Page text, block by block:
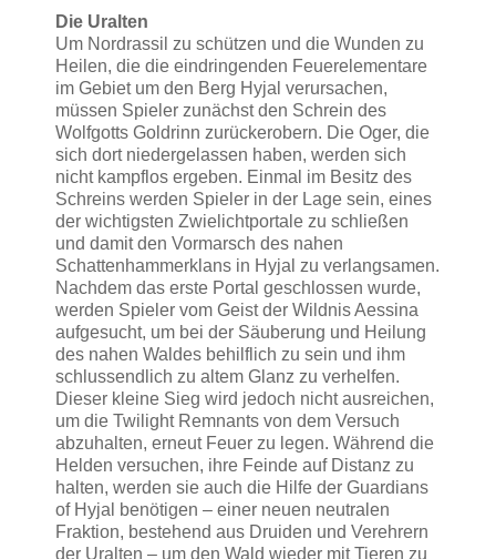
Die Uralten
Um Nordrassil zu schützen und die Wunden zu
Heilen, die die eindringenden Feuerelementare
im Gebiet um den Berg Hyjal verursachen,
müssen Spieler zunächst den Schrein des
Wolfgotts Goldrinn zurückerobern. Die Oger, die
sich dort niedergelassen haben, werden sich
nicht kampflos ergeben. Einmal im Besitz des
Schreins werden Spieler in der Lage sein, eines
der wichtigsten Zwielichtportale zu schließen
und damit den Vormarsch des nahen
Schattenhammerklans in Hyjal zu verlangsamen.
Nachdem das erste Portal geschlossen wurde,
werden Spieler vom Geist der Wildnis Aessina
aufgesucht, um bei der Säuberung und Heilung
des nahen Waldes behilflich zu sein und ihm
schlussendlich zu altem Glanz zu verhelfen.
Dieser kleine Sieg wird jedoch nicht ausreichen,
um die Twilight Remnants von dem Versuch
abzuhalten, erneut Feuer zu legen. Während die
Helden versuchen, ihre Feinde auf Distanz zu
halten, werden sie auch die Hilfe der Guardians
of Hyjal benötigen – einer neuen neutralen
Fraktion, bestehend aus Druiden und Verehrern
der Uralten – um den Wald wieder mit Tieren zu